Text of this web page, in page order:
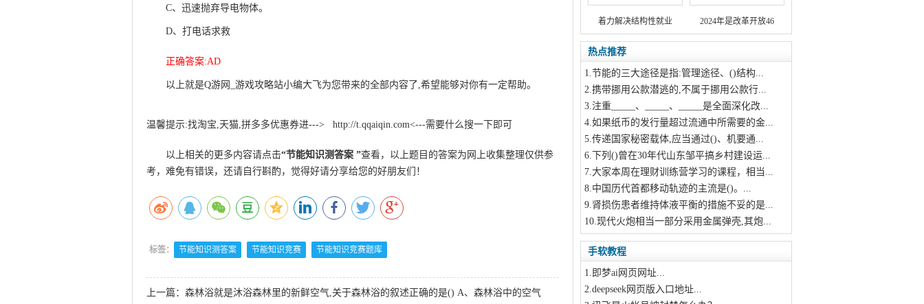
C、迅速抛弃导电物体。
D、打电话求救
正确答案:AD
以上就是Q游网_游戏攻略站小编大飞为您带来的全部内容了,希望能够对你有一定帮助。
温馨提示:找淘宝,天猫,拼多多优惠券进---> http://t.qqaiqin.com<---需要什么搜一下即可
以上相关的更多内容请点击“节能知识测答案 ”查看，以上题目的答案为网上收集整理仅供参
考，难免有错误，还请自行斟酌，觉得好请分享给您的好朋友们！
标签： 节能知识测答案 节能知识竞赛 节能知识竞赛题库
上一篇： 森林浴就是沐浴森林里的新鲜空气,关于森林浴的叙述正确的是() A、森林浴中的空气
着力解决结构性就业 2024年是改革开放46
热点推荐
1.节能的三大途径是指:管理途径、()结构...
2.携带挪用公款潜逃的,不属于挪用公款行...
3.注重_____、_____、_____是全面深化改...
4.如果纸币的发行量超过流通中所需要的金...
5.传递国家秘密载体,应当通过()、机要通...
6.下列()曾在30年代山东邹平搞乡村建设运...
7.大家本周在理财训练营学习的课程，相当...
8.中国历代首都移动轨迹的主流是()。...
9.肾损伤患者维持体液平衡的措施不妥的是...
10.现代火炮相当一部分采用金属弹壳,其炮...
手软教程
1.即梦ai网页网址...
2.deepseek网页版入口地址...